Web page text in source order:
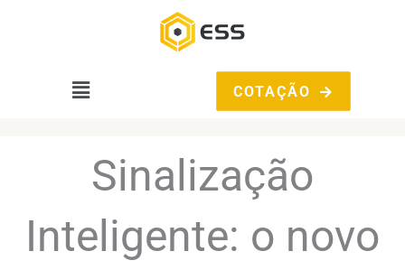
Main
COTAÇÃO
Sinalização
Inteligente: o novo